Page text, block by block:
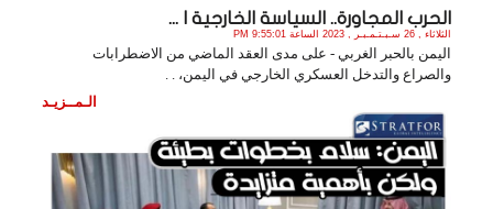
الحرب المجاورة.. السياسة الخارجية ا ...
الثلاثاء , 26 سـبـتـمـبـر , 2023 الساعة 9:55:01 PM
اليمن بالحبر الغربي - على مدى العقد الماضي من الاضطرابات
والصراع والتدخل العسكري الخارجي في اليمن، . .
الـمــزيـد